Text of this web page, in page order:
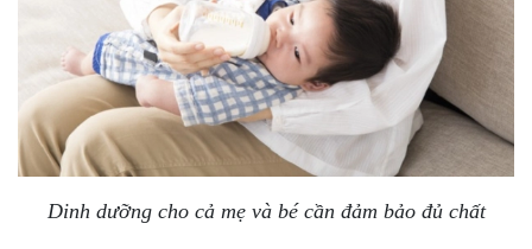
Dinh dưỡng cho cả mẹ và bé cần đảm bảo đủ chất